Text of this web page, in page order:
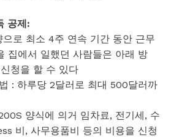
공제:
로 최소 4주 연속 기간 동안 근무
집에서 일했던 사람들은 아래 방
청을 할 수 있다
: 하루당 2달러로 최대 500달러까
양식에 의거 임차료, 전기세, 수
비, 사무용품비 등의 비용을 신청